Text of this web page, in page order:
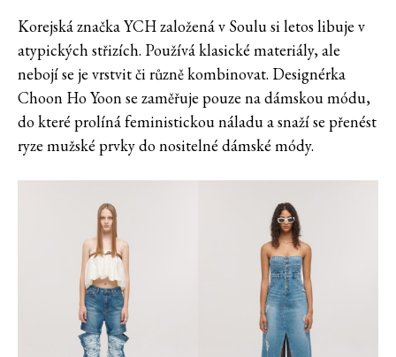
Korejská značka YCH založená v Soulu si letos libuje v
atypických střizích. Používá klasické materiály, ale
nebojí se je vrstvit či různě kombinovat. Designérka
Choon Ho Yoon se zaměřuje pouze na dámskou módu,
do které prolíná feministickou náladu a snaží se přenést
ryze mužské prvky do nositelné dámské módy.